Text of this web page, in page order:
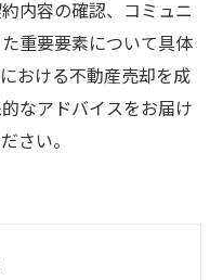
内容の確認、コミュニ
重要要素について具体
おける不動産売却を成
なアドバイスをお届け
さい。